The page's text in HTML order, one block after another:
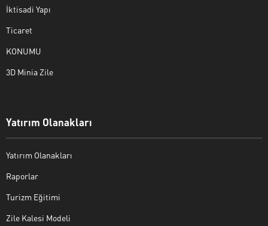
İktisadi Yapı
Ticaret
KONUMU
3D Minia Zile
Yatırım Olanakları
Yatırım Olanakları
Raporlar
Turizm Eğitimi
Zile Kalesi Modeli